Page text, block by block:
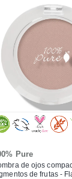
Pure
de ojos
de frutas -